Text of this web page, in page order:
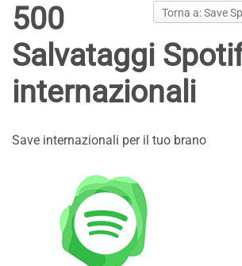
Torna a: Save
500
Salvataggi
internazionali
Save internazionali per il tuo brano